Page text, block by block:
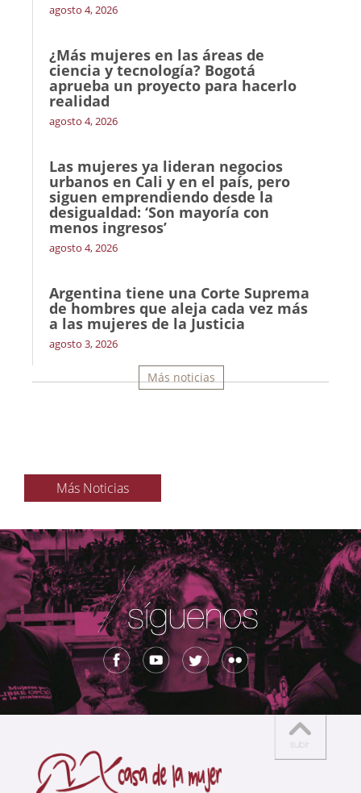
agosto 4, 2026
¿Más mujeres en las áreas de
ciencia y tecnología? Bogotá
aprueba un proyecto para hacerlo
realidad
agosto 4, 2026
Las mujeres ya lideran negocios
urbanos en Cali y en el país, pero
siguen emprendiendo desde la
desigualdad: ‘Son mayoría con
menos ingresos’
agosto 4, 2026
Argentina tiene una Corte Suprema
de hombres que aleja cada vez más
a las mujeres de la Justicia
agosto 3, 2026
Más noticias
Más Noticias